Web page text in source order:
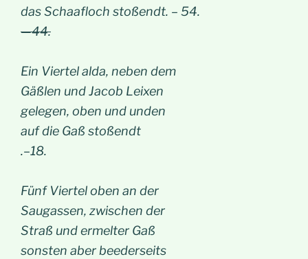
das Schaafloch stoßendt. – 54.
—44.
Ein Viertel alda, neben dem
Gäßlen und Jacob Leixen
gelegen, oben und unden
auf die Gaß stoßendt
.–18.
Fünf Viertel oben an der
Saugassen, zwischen der
Straß und ermelter Gaß
sonsten aber beederseits